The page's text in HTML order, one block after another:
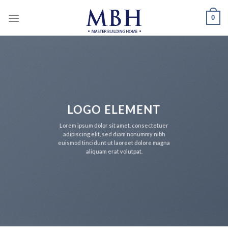
0
LOGO ELEMENT
Lorem ipsum dolor sit amet, consectetuer
adipiscing elit, sed diam nonummy nibh
euismod tincidunt ut laoreet dolore magna
aliquam erat volutpat.